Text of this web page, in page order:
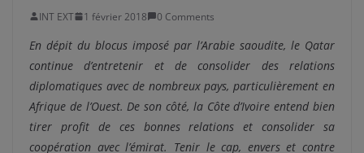
INT EXT 1 février 2018 0 Comments
En dépit du blocus imposé par l’Arabie saoudite, le Qatar
continue d’entretenir et de consolider des relations
diplomatiques avec de nombreux pays, particulièrement en
Afrique de l’Ouest. De son côté, la Côte d’Ivoire entend bien
tirer profit de ces bonnes relations et consolider sa
coopération avec l’émirat. Tenir le cap, envers et contre